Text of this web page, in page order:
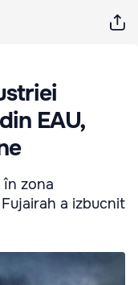
EAU,
în zona
a izbucnit